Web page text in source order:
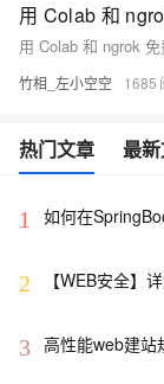
用 Colab 和 ngrok
竹相_左小空空 1685
热门文章 最
1
如何在
2 【WEB安全】
3 高性能web建站